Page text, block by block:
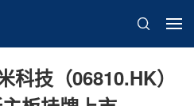
科技（06810.HK）